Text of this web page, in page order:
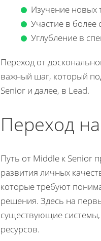
Изучение новых
Участие в более
Углубление в
Переход от
важный шаг, который
Senior и далее, в Lead.
Переход
Путь от Middle к Senior
развития личных
которые требуют
решения. Здесь на
существующие
ресурсов.